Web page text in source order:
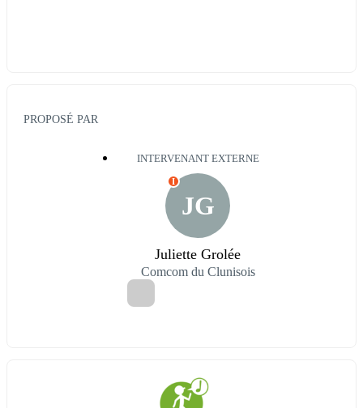
PROPOSÉ PAR
INTERVENANT EXTERNE
JG
I
Juliette Grolée
Comcom du Clunisois